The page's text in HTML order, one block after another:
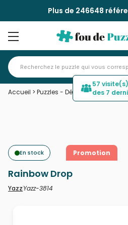
Plus de 246648
Accueil > Puzzles - Déco et Objets >
En stock Promotion
Rainbow Drop
YazzYazz-3814
57
des 7